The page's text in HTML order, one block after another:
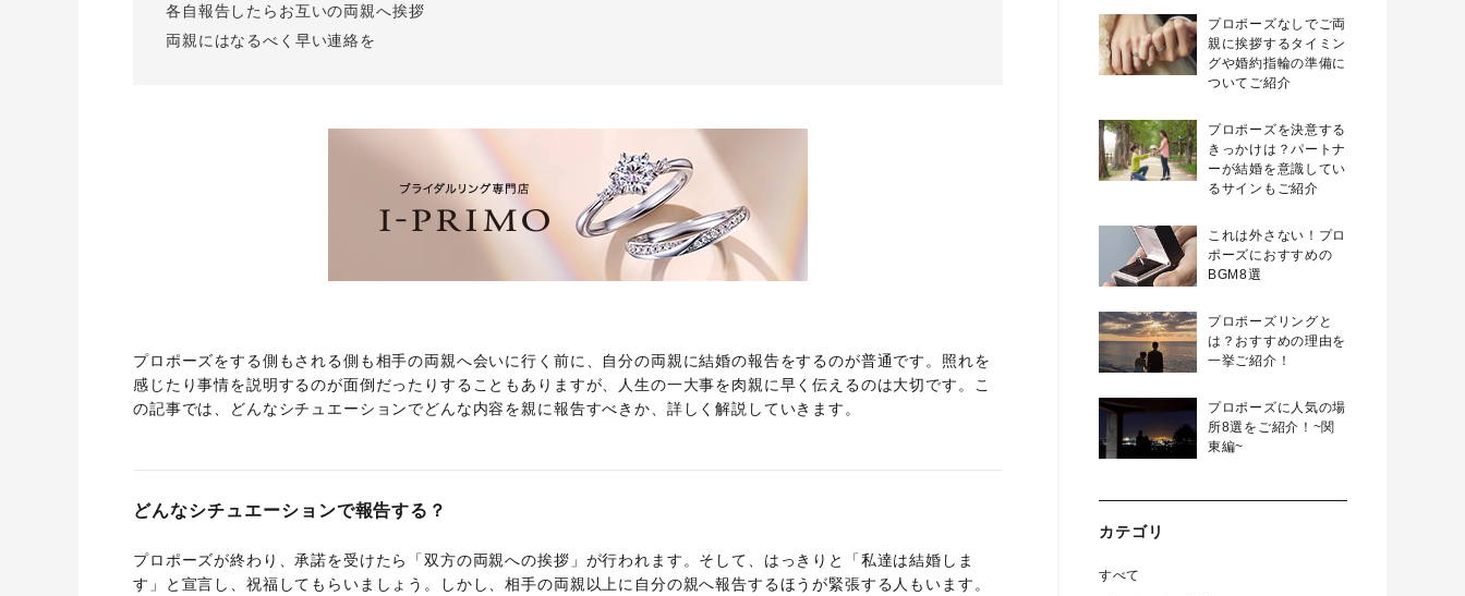
各自報告したらお互いの両親へ挨拶
両親にはなるべく早い連絡を
プロポーズをする側もされる側も相手の両親へ会いに行く前に、自分の両親に結婚の報告をするのが普通です。照れを
感じたり事情を説明するのが面倒だったりすることもありますが、人生の一大事を肉親に早く伝えるのは大切です。こ
の記事では、どんなシチュエーションでどんな内容を親に報告すべきか、詳しく解説していきます。
どんなシチュエーションで報告する？
プロポーズが終わり、承諾を受けたら「双方の両親への挨拶」が行われます。そして、はっきりと「私達は結婚しま
す」と宣言し、祝福してもらいましょう。しかし、相手の両親以上に自分の親へ報告するほうが緊張する人もいます。
プロポーズなしでご両
親に挨拶するタイミン
グや婚約指輪の準備に
ついてご紹介
プロポーズを決意する
きっかけは？パートナ
ーが結婚を意識してい
るサインもご紹介
これは外さない！プロ
ポーズにおすすめの
BGM8選
プロポーズリングと
は？おすすめの理由を
一挙ご紹介！
プロポーズに人気の場
所8選をご紹介！~関
東編~
カテゴリ
すべて